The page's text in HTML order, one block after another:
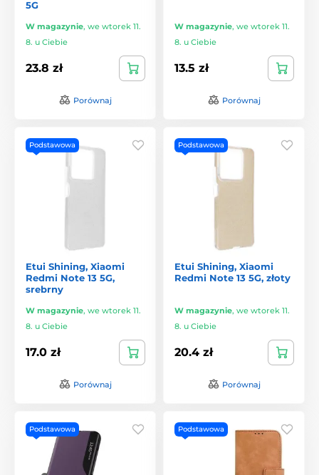
5G
W magazynie, we wtorek 11.
8. u Ciebie
23.8 zł
Porównaj
W magazynie, we wtorek 11.
8. u Ciebie
13.5 zł
Porównaj
Podstawowa
Etui Shining, Xiaomi
Redmi Note 13 5G,
srebrny
W magazynie, we wtorek 11.
8. u Ciebie
17.0 zł
Porównaj
Podstawowa
Etui Shining, Xiaomi
Redmi Note 13 5G, złoty
W magazynie, we wtorek 11.
8. u Ciebie
20.4 zł
Porównaj
Podstawowa Podstawowa